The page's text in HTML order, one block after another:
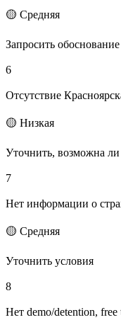
🟡 Средняя
Запросить обоснование
6
Отсутствие
🟡 Низкая
Уточнить, возможна ли
7
Нет информации о
🟡 Средняя
Уточнить условия
8
Нет demo/detention, free